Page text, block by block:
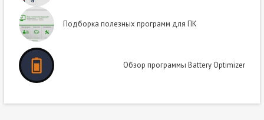
Подборка полезных программ для ПК
Обзор программы Battery Optimizer